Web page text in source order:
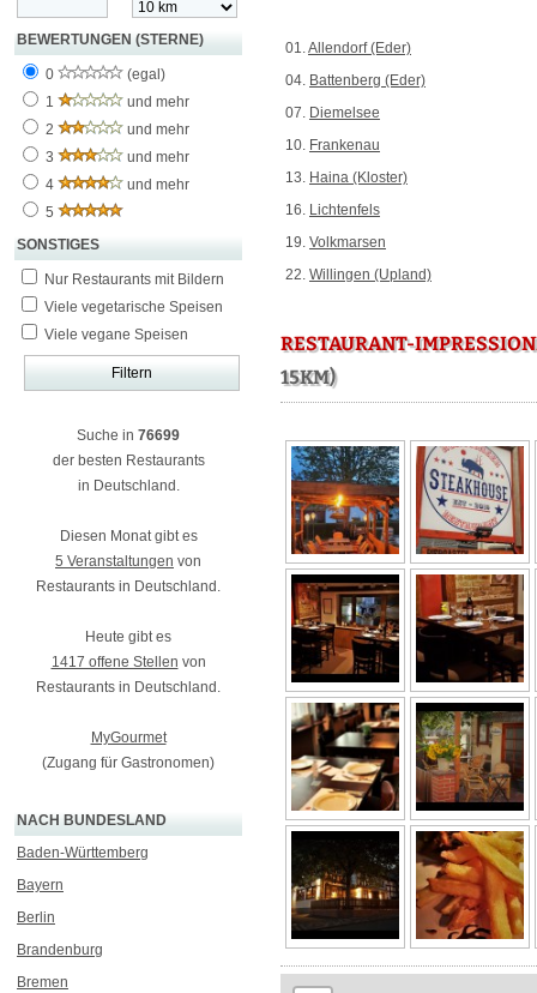
BEWERTUNGEN (STERNE)
0
(egal)
1
und mehr
2
und mehr
3
und mehr
4
und mehr
5
SONSTIGES
Nur Restaurants mit Bildern
Viele vegetarische Speisen
Viele vegane Speisen
Suche in 76699
der besten Restaurants
in Deutschland.
Diesen Monat gibt es
5 Veranstaltungen von
Restaurants in Deutschland.
Heute gibt es
1417 offene Stellen von
Restaurants in Deutschland.
MyGourmet
(Zugang für Gastronomen)
NACH BUNDESLAND
Baden-Württemberg
Bayern
Berlin
Brandenburg
Bremen
01.Allendorf (Eder)
04. Battenberg (Eder)
07. Diemelsee
10. Frankenau
13. Haina (Kloster)
16. Lichtenfels
19. Volkmarsen
22. Willingen (Upland)
RESTAURANT-
15KM)